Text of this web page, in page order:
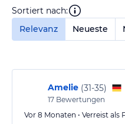
Sortiert nach:
Relevanz
Neueste
Amelie (31-35)
17 Bewertungen
Vor 8 Monaten • Verreist als